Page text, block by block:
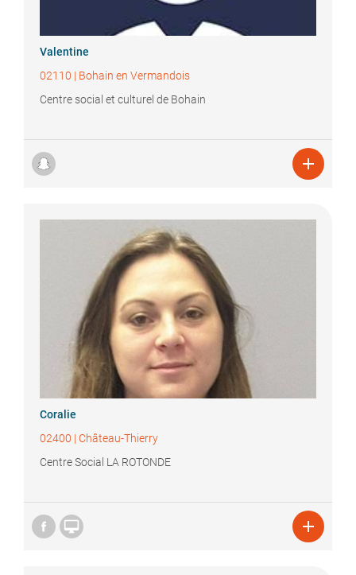
Valentine
02110 | Bohain en Vermandois
Centre social et culturel de Bohain

Coralie
02400 | Château-Thierry
Centre Social LA ROTONDE
 